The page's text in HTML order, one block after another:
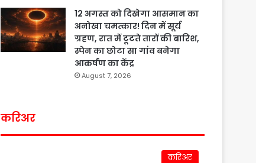
12 अगस्त को दिखेगा आसमान का
अनोखा चमत्कार! दिन में सूर्य
ग्रहण, रात में टूटते तारों की बारिश,
स्पेन का छोटा सा गांव बनेगा
आकर्षण का केंद्र
August 7, 2026
करिअर
करिअर